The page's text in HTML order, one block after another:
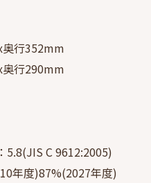
行352mm
行290mm
5.8(JIS C 9612:2005)
年度)87%(2027年度)